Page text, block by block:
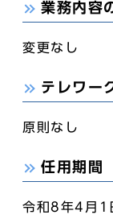
業務内容
変更なし
テレワー
原則なし
任用期間
令和8年4月1